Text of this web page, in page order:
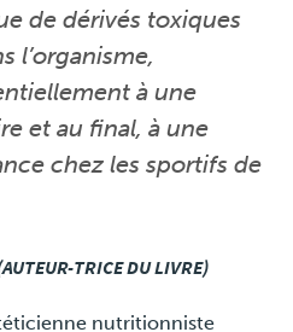
de dérivés toxiques
l’organisme,
à une
et au final, à une
chez les sportifs de
TRICE DU LIVRE)
nutritionniste